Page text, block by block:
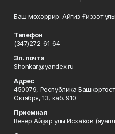
Баш мөхәррир: Айгиз Ғиззәт
Телефон
(347)272-61-64
Эл. почта
Shonkar@yandex.ru
Адрес
450079, Республика
Октября, 13, каб. 910
Приемная
Венер Айҙар улы Исхаҡов